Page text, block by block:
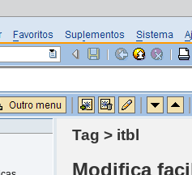
Tag > itbl
Modifica